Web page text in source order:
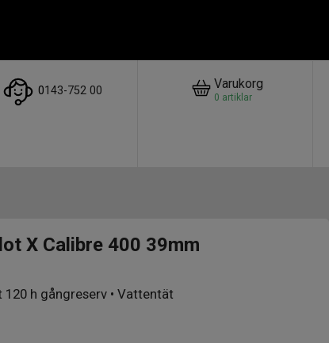
0143-752 00 Varukorg
0 artiklar
X Calibre 400 39mm
120 h gångreserv • Vattentät